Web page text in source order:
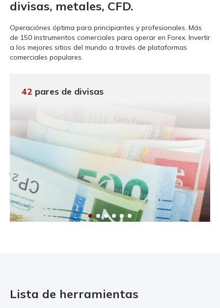
divisas, metales, CFD.
Operaciónes óptima para principiantes y profesionales. Más
de 150 instrumentos comerciales para operar en Forex. Invertir
a los mejores sitios del mundo a través de plataformas
comerciales populares.
42 pares de divisas
Lista de herramientas